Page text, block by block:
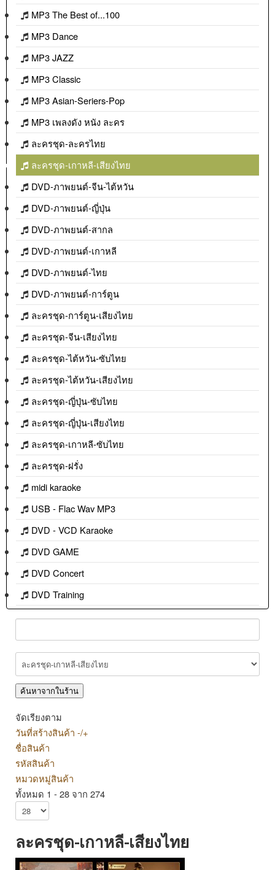
MP3 The Best of...100
MP3 Dance
MP3 JAZZ
MP3 Classic
MP3 Asian-Seriers-Pop
MP3 เพลงดัง หนัง ละคร
ละครชุด-ละครไทย
ละครชุด-เกาหลี-เสียงไทย
DVD-ภาพยนต์-จีน-ไต้หวัน
DVD-ภาพยนต์-ญี่ปุ่น
DVD-ภาพยนต์-สากล
DVD-ภาพยนต์-เกาหลี
DVD-ภาพยนต์-ไทย
DVD-ภาพยนต์-การ์ตูน
ละครชุด-การ์ตูน-เสียงไทย
ละครชุด-จีน-เสียงไทย
ละครชุด-ไต้หวัน-ซับไทย
ละครชุด-ไต้หวัน-เสียงไทย
ละครชุด-ญี่ปุ่น-ซับไทย
ละครชุด-ญี่ปุ่น-เสียงไทย
ละครชุด-เกาหลี-ซับไทย
ละครชุด-ฝรั่ง
midi karaoke
USB - Flac Wav MP3
DVD - VCD Karaoke
DVD GAME
DVD Concert
DVD Training
จัดเรียงตาม
วันที่สร้างสินค้า -/+
ชื่อสินค้า
รหัสสินค้า
หมวดหมู่สินค้า
ทั้งหมด 1 - 28 จาก 274
ละครชุด-เกาหลี-เสียงไทย